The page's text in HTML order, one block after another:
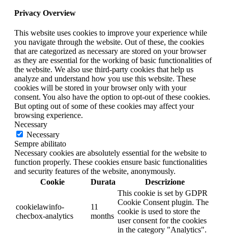
Privacy Overview
This website uses cookies to improve your experience while
you navigate through the website. Out of these, the cookies
that are categorized as necessary are stored on your browser
as they are essential for the working of basic functionalities of
the website. We also use third-party cookies that help us
analyze and understand how you use this website. These
cookies will be stored in your browser only with your
consent. You also have the option to opt-out of these cookies.
But opting out of some of these cookies may affect your
browsing experience.
Necessary
Necessary
Sempre abilitato
Necessary cookies are absolutely essential for the website to
function properly. These cookies ensure basic functionalities
and security features of the website, anonymously.
Cookie
Durata Descrizione
cookielawinfo-
checbox-analytics
11
months
This cookie is set by GDPR
Cookie Consent plugin. The
cookie is used to store the
user consent for the cookies
in the category "Analytics".